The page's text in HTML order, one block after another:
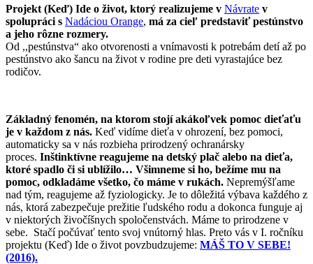
Projekt (Keď) Ide o život, ktorý realizujeme v Návrate v
spolupráci s Nadáciou Orange, má za cieľ predstaviť pestúnstvo
a jeho rôzne rozmery.
Od ,,pestúnstva“ ako otvorenosti a vnímavosti k potrebám detí až po
pestúnstvo ako šancu na život v rodine pre deti vyrastajúce bez
rodičov.
Základný fenomén, na ktorom stojí akákoľvek pomoc dieťaťu
je v každom z nás. Keď vidíme dieťa v ohrození, bez pomoci,
automaticky sa v nás rozbieha prirodzený ochranársky
proces. Inštinktívne reagujeme na detský plač alebo na dieťa,
ktoré spadlo či si ublížilo… Všimneme si ho, bežíme mu na
pomoc, odkladáme všetko, čo máme v rukách. Nepremýšľame
nad tým, reagujeme až fyziologicky. Je to dôležitá výbava každého z
nás, ktorá zabezpečuje prežitie ľudského rodu a dokonca funguje aj
v niektorých živočíšnych spoločenstvách. Máme to prirodzene v
sebe. Stačí počúvať tento svoj vnútorný hlas. Preto vás v I. ročníku
projektu (Keď) Ide o život povzbudzujeme: MÁŠ TO V SEBE!
(2016).